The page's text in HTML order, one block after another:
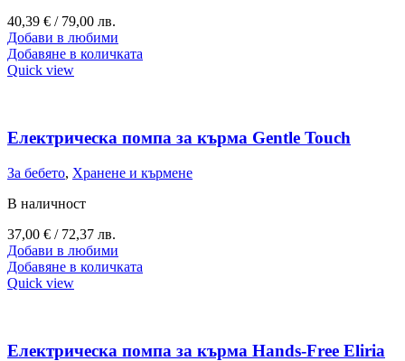
40,39 € / 79,00 лв.
Добави в любими
Добавяне в количката
Quick view
Електрическа помпа за кърма Gentle Touch
За бебето, Хранене и кърмене
В наличност
37,00 € / 72,37 лв.
Добави в любими
Добавяне в количката
Quick view
Електрическа помпа за кърма Hands-Free Eliria